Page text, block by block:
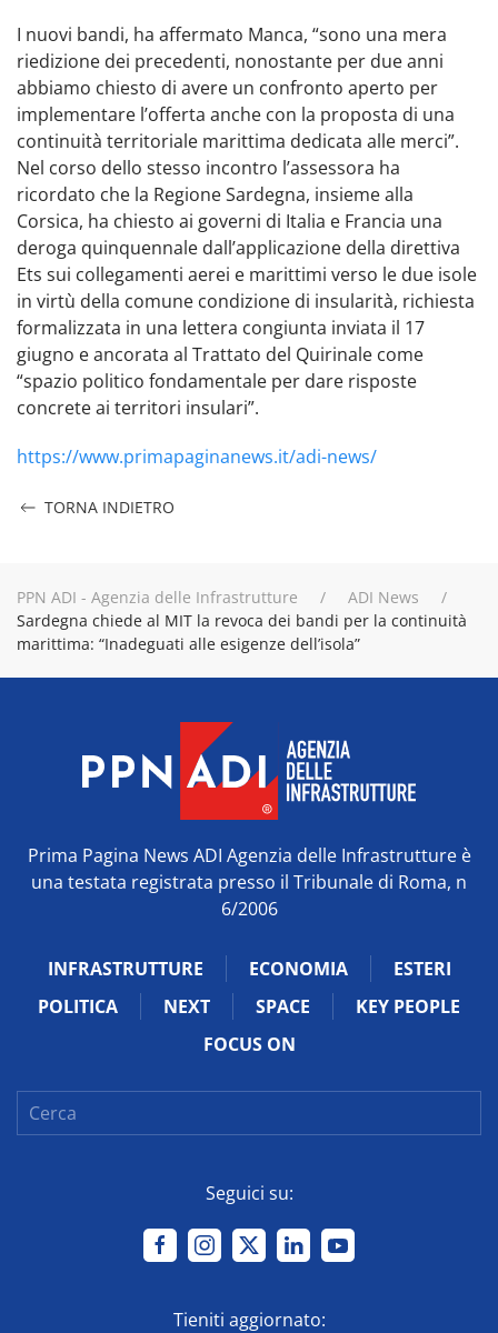
I nuovi bandi, ha affermato Manca, “sono una mera
riedizione dei precedenti, nonostante per due anni
abbiamo chiesto di avere un confronto aperto per
implementare l’offerta anche con la proposta di una
continuità territoriale marittima dedicata alle merci”.
Nel corso dello stesso incontro l’assessora ha
ricordato che la Regione Sardegna, insieme alla
Corsica, ha chiesto ai governi di Italia e Francia una
deroga quinquennale dall’applicazione della direttiva
Ets sui collegamenti aerei e marittimi verso le due isole
in virtù della comune condizione di insularità, richiesta
formalizzata in una lettera congiunta inviata il 17
giugno e ancorata al Trattato del Quirinale come
“spazio politico fondamentale per dare risposte
concrete ai territori insulari”.
https://www.primapaginanews.it/adi-news/
TORNA INDIETRO
PPN ADI - Agenzia delle Infrastrutture
ADI News
Sardegna chiede al MIT la revoca dei bandi per la continuità
marittima: “Inadeguati alle esigenze dell’isola”
Prima Pagina News ADI Agenzia delle Infrastrutture è
una testata registrata presso il Tribunale di Roma, n
6/2006
INFRASTRUTTURE ECONOMIA
ESTERI
POLITICA
NEXT SPACE
KEY PEOPLE
FOCUS ON
Seguici su:
Tieniti aggiornato: